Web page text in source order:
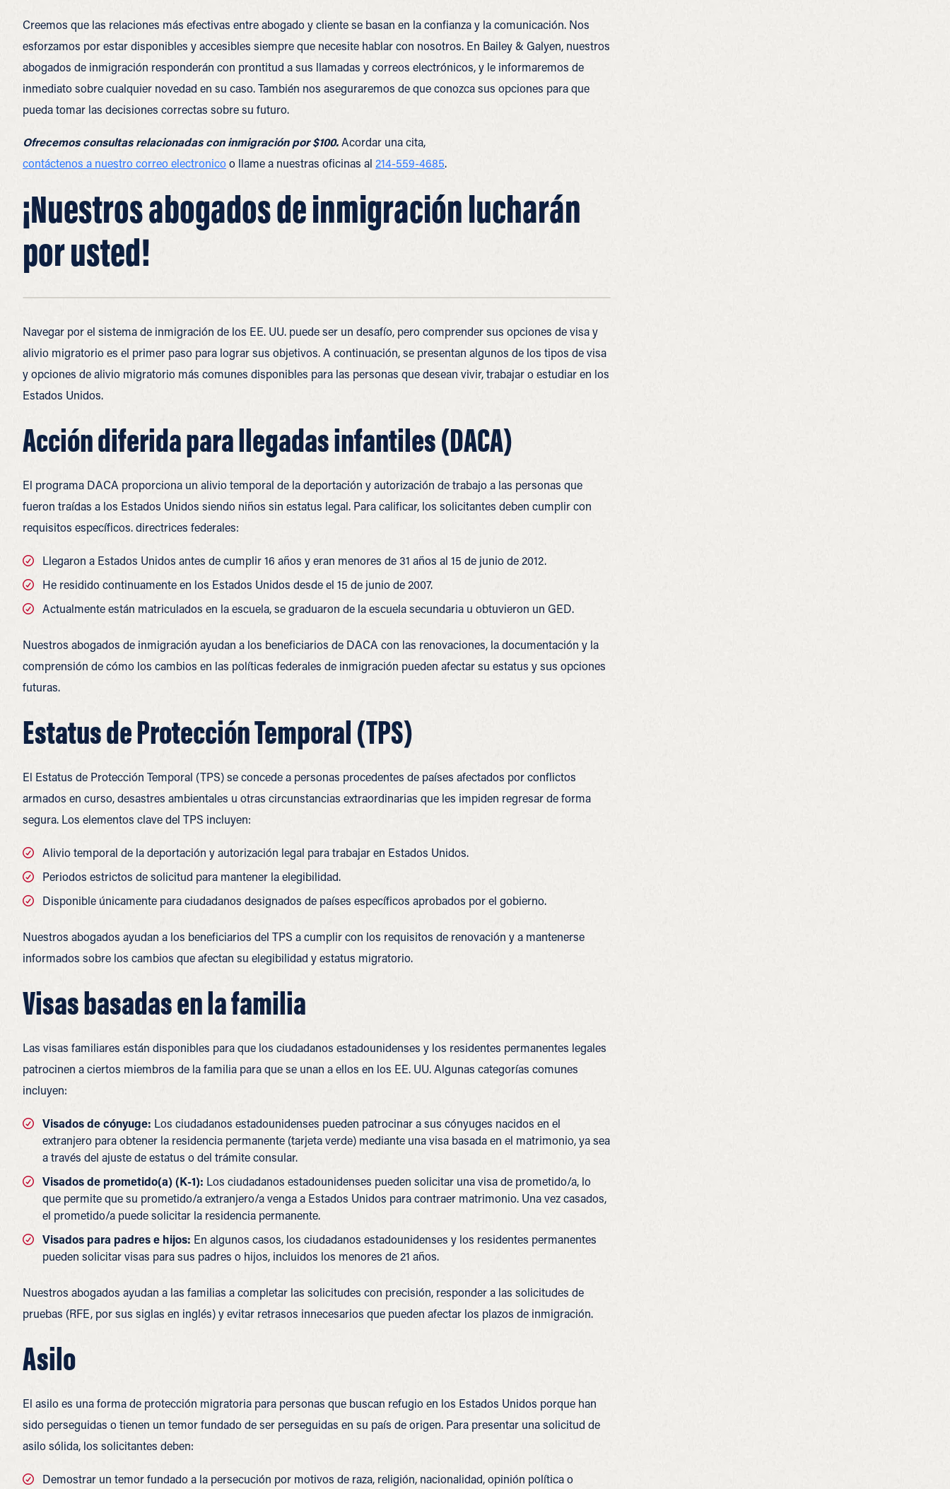
Creemos que las relaciones más efectivas entre abogado y cliente se basan en la confianza y la comunicación. Nos
esforzamos por estar disponibles y accesibles siempre que necesite hablar con nosotros. En Bailey & Galyen, nuestros
abogados de inmigración responderán con prontitud a sus llamadas y correos electrónicos, y le informaremos de
inmediato sobre cualquier novedad en su caso. También nos aseguraremos de que conozca sus opciones para que
pueda tomar las decisiones correctas sobre su futuro.
Ofrecemos consultas relacionadas con inmigración por $100.Acordar una cita,
contáctenos a nuestro correo electronicoo llame a nuestras oficinas al 214-559-4685.
¡Nuestros abogados de inmigración lucharán
por usted!
Navegar por el sistema de inmigración de los EE. UU. puede ser un desafío, pero comprender sus opciones de visa y
alivio migratorio es el primer paso para lograr sus objetivos. A continuación, se presentan algunos de los tipos de visa
y opciones de alivio migratorio más comunes disponibles para las personas que desean vivir, trabajar o estudiar en los
Estados Unidos.
Acción diferida para llegadas infantiles (DACA)
El programa DACA proporciona un alivio temporal de la deportación y autorización de trabajo a las personas que
fueron traídas a los Estados Unidos siendo niños sin estatus legal. Para calificar, los solicitantes deben cumplir con
requisitos específicos.directrices federales:
Llegaron a Estados Unidos antes de cumplir 16 años y eran menores de 31 años al 15 de junio de 2012.
He residido continuamente en los Estados Unidos desde el 15 de junio de 2007.
Actualmente están matriculados en la escuela, se graduaron de la escuela secundaria u obtuvieron un GED.
Nuestros abogados de inmigración ayudan a los beneficiarios de DACA con las renovaciones, la documentación y la
comprensión de cómo los cambios en las políticas federales de inmigración pueden afectar su estatus y sus opciones
futuras.
Estatus de Protección Temporal (TPS)
El Estatus de Protección Temporal (TPS) se concede a personas procedentes de países afectados por conflictos
armados en curso, desastres ambientales u otras circunstancias extraordinarias que les impiden regresar de forma
segura. Los elementos clave del TPS incluyen:
Alivio temporal de la deportación y autorización legal para trabajar en Estados Unidos.
Periodos estrictos de solicitud para mantener la elegibilidad.
Disponible únicamente para ciudadanos designados de países específicos aprobados por el gobierno.
Nuestros abogados ayudan a los beneficiarios del TPS a cumplir con los requisitos de renovación y a mantenerse
informados sobre los cambios que afectan su elegibilidad y estatus migratorio.
Visas basadas en la familia
Las visas familiares están disponibles para que los ciudadanos estadounidenses y los residentes permanentes legales
patrocinen a ciertos miembros de la familia para que se unan a ellos en los EE. UU. Algunas categorías comunes
incluyen:
Visados ​​de cónyuge: Los ciudadanos estadounidenses pueden patrocinar a sus cónyuges nacidos en el
extranjero para obtener la residencia permanente (tarjeta verde) mediante una visa basada en el matrimonio, ya sea
a través del ajuste de estatus o del trámite consular.
Visados ​​de prometido(a) (K-1): Los ciudadanos estadounidenses pueden solicitar una visa de prometido/a, lo
que permite que su prometido/a extranjero/a venga a Estados Unidos para contraer matrimonio. Una vez casados,
el prometido/a puede solicitar la residencia permanente.
Visados ​​para padres e hijos: En algunos casos, los ciudadanos estadounidenses y los residentes permanentes
pueden solicitar visas para sus padres o hijos, incluidos los menores de 21 años.
Nuestros abogados ayudan a las familias a completar las solicitudes con precisión, responder a las solicitudes de
pruebas (RFE, por sus siglas en inglés) y evitar retrasos innecesarios que pueden afectar los plazos de inmigración.
Asilo
El asilo es una forma de protección migratoria para personas que buscan refugio en los Estados Unidos porque han
sido perseguidas o tienen un temor fundado de ser perseguidas en su país de origen. Para presentar una solicitud de
asilo sólida, los solicitantes deben:
Demostrar un temor fundado a la persecución por motivos de raza, religión, nacionalidad, opinión política o